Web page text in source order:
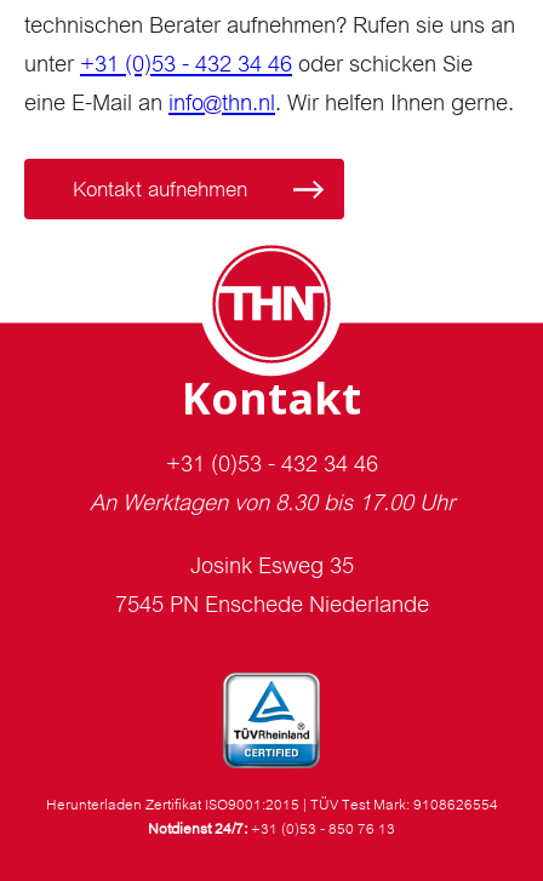
technischen Berater aufnehmen? Rufen sie uns an
unter +31 (0)53 - 432 34 46 oder schicken Sie
eine E-Mail an info@thn.nl. Wir helfen Ihnen gerne.
Kontakt aufnehmen
Kontakt
+31 (0)53 - 432 34 46
An Werktagen von 8.30 bis 17.00 Uhr
Josink Esweg 35
7545 PN Enschede Niederlande
Herunterladen Zertifikat ISO9001:2015 | TÜV Test Mark: 9108626554
Notdienst 24/7: +31 (0)53 - 850 76 13